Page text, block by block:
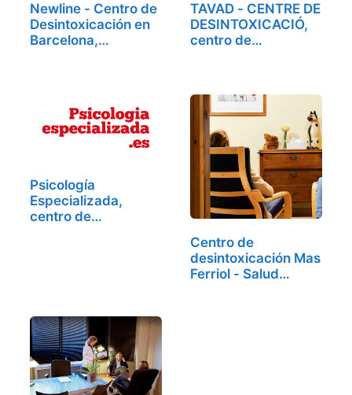
Newline - Centro de
Desintoxicación en
Barcelona,…
TAVAD - CENTRE DE
DESINTOXICACIÓ,
centro de…
Psicología
Especializada,
centro de
Centro de
desintoxicación Mas
Ferriol - Salud